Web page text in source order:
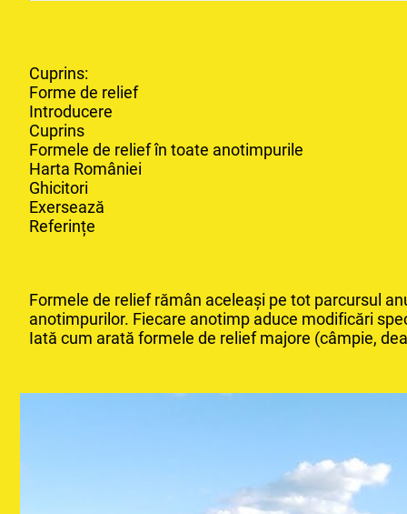
Cuprins:
Forme de relief
Introducere
Cuprins
Formele de relief în toate anotimpurile
Harta României
Ghicitori
Exersează
Referințe
Formele de relief rămân aceleași pe tot parcursul
anotimpurilor. Fiecare anotimp aduce modificări
Iată cum arată formele de relief majore (câmpie,